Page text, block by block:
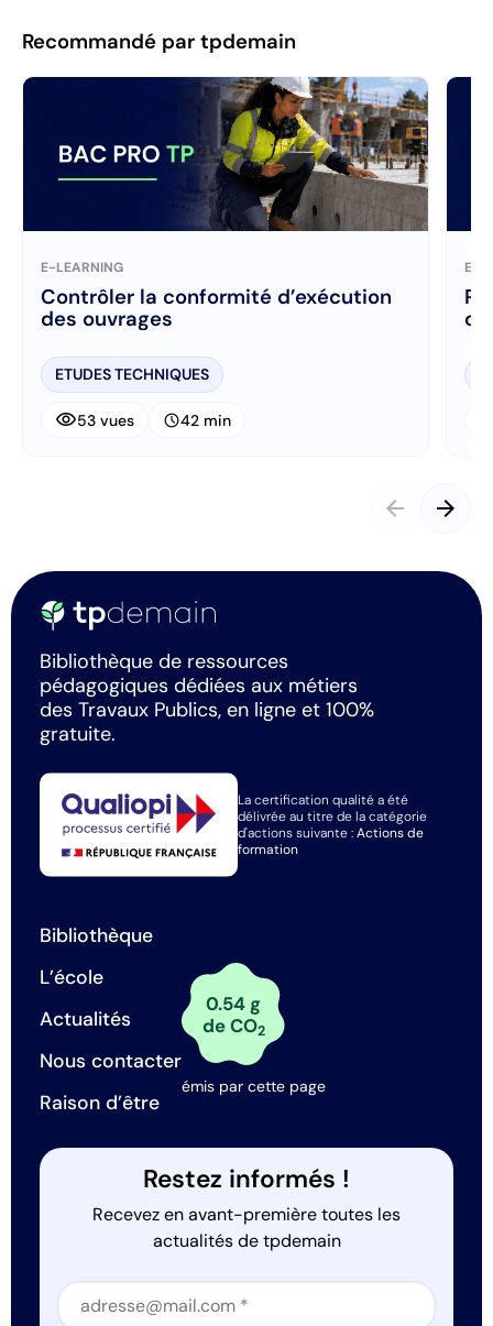
Recommandé par tpdemain
E-LEARNING
Contrôler la conformité d’exécution
des ouvrages
ETUDES TECHNIQUES
visibility53 vues schedule42 min
E-
arrow_back arrow_forward
Bibliothèque de ressources
pédagogiques dédiées aux métiers
des Travaux Publics, en ligne et 100%
gratuite.
La certification qualité a été
délivrée au titre de la catégorie
d'actions suivante :Actions de
formation
Bibliothèque
L’école
Actualités
Nous contacter
Raison d’être
0.54 g
de CO2
émis par cette page
Restez informés !
Recevez en avant-première toutes les
actualités de tpdemain
Section